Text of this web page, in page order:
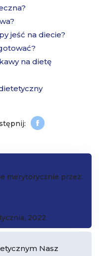
jeść na diecie?
na dietę
merytorycznie przez:
2022
Nasz